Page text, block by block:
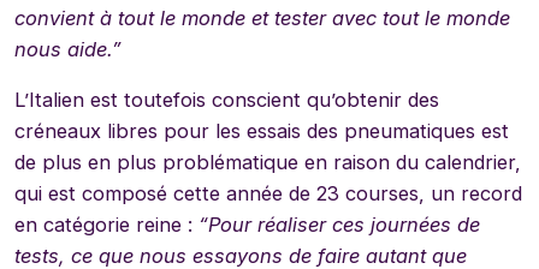
convient à tout le monde et tester avec tout le monde
nous aide.”
L’Italien est toutefois conscient qu’obtenir des
créneaux libres pour les essais des pneumatiques est
de plus en plus problématique en raison du calendrier,
qui est composé cette année de 23 courses, un record
en catégorie reine : “Pour réaliser ces journées de
tests, ce que nous essayons de faire autant que